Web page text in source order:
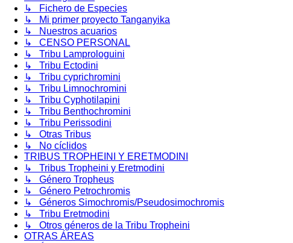
↳ Fichero de Especies
↳ Mi primer proyecto Tanganyika
↳ Nuestros acuarios
↳ CENSO PERSONAL
↳ Tribu Lamprologuini
↳ Tribu Ectodini
↳ Tribu cyprichromini
↳ Tribu Limnochromini
↳ Tribu Cyphotilapini
↳ Tribu Benthochromini
↳ Tribu Perissodini
↳ Otras Tribus
↳ No cíclidos
TRIBUS TROPHEINI Y ERETMODINI
↳ Tribus Tropheini y Eretmodini
↳ Género Tropheus
↳ Género Petrochromis
↳ Géneros Simochromis/Pseudosimochromis
↳ Tribu Eretmodini
↳ Otros géneros de la Tribu Tropheini
OTRAS ÁREAS